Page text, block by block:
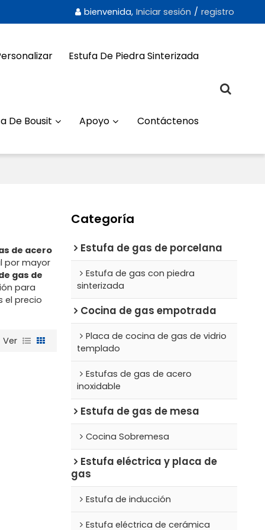
bienvenida, Iniciar sesión / registro
Estufa De Piedra Sinterizada
De Bousit Apoyo Contáctenos
de acero
por mayor
gas de
para
el precio
Ver
Categoría
Estufa de gas de porcelana
Estufa de gas con piedra
sinterizada
Cocina de gas empotrada
Placa de cocina de gas de vidrio
templado
Estufas de gas de acero
inoxidable
Estufa de gas de mesa
Cocina Sobremesa
Estufa eléctrica y placa de
gas
Estufa de inducción
Estufa eléctrica de cerámica